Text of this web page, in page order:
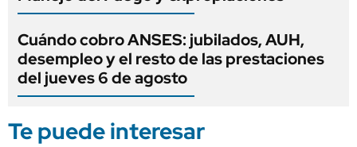
Cuándo cobro ANSES: jubilados, AUH,
desempleo y el resto de las prestaciones
del jueves 6 de agosto
Te puede interesar